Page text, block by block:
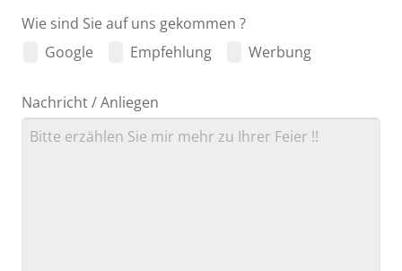
Wie sind Sie auf uns gekommen ?
Google
Empfehlung Werbung
Your
Website
Nachricht / Anliegen